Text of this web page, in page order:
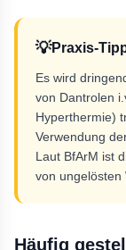
💡Praxis-
Es wird
von Dantrolen
Hyperthermie)
Verwendung
Laut BfArM ist
von ungelösten
Häufig